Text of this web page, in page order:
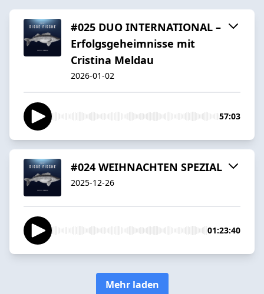
#025 DUO INTERNATIONAL –
Erfolgsgeheimnisse mit
Cristina Meldau
2026-01-02
57:03
#024 WEIHNACHTEN SPEZIAL
2025-12-26
01:23:40
Mehr laden